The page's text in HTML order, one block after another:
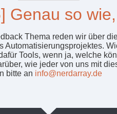
Genau so
Thema reden wir über
Automatisierungsprojektes.
Tools, wenn ja, welche
wie jeder von uns mit
bitte an info@nerdarray.de